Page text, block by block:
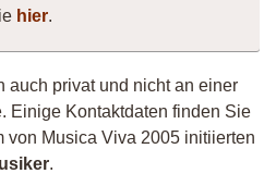
hier.
auch privat und nicht an einer
Einige Kontaktdaten finden Sie
von Musica Viva 2005 initiierten
.